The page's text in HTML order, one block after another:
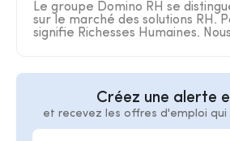
Le groupe Domino RH se
sur le marché des solutions RH.
signifie Richesses Humaines.
Créez une alerte
et recevez les offres d'emploi qui